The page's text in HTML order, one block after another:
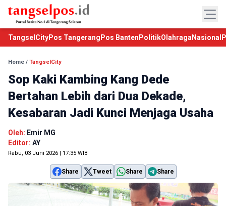
TangselCityPos Tangerang Pos Banten PolitikOlahraga Nasional
Home / TangselCity
Sop Kaki Kambing Kang Dede
Bertahan Lebih dari Dua Dekade,
Kesabaran Jadi Kunci Menjaga Usaha
Oleh: Emir MG
Editor: AY
Rabu, 03 Juni 2026 | 17:35 WIB
Share Tweet Share Share